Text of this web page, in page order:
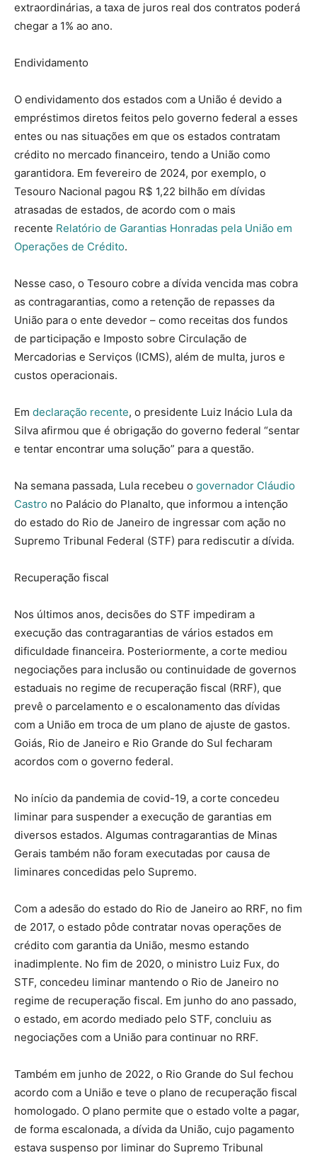
extraordinárias, a taxa de juros real dos contratos poderá
chegar a 1% ao ano.
Endividamento
O endividamento dos estados com a União é devido a
empréstimos diretos feitos pelo governo federal a esses
entes ou nas situações em que os estados contratam
crédito no mercado financeiro, tendo a União como
garantidora. Em fevereiro de 2024, por exemplo, o
Tesouro Nacional pagou R$ 1,22 bilhão em dívidas
atrasadas de estados, de acordo com o mais
recente Relatório de Garantias Honradas pela União em
Operações de Crédito.
Nesse caso, o Tesouro cobre a dívida vencida mas cobra
as contragarantias, como a retenção de repasses da
União para o ente devedor – como receitas dos fundos
de participação e Imposto sobre Circulação de
Mercadorias e Serviços (ICMS), além de multa, juros e
custos operacionais.
Em declaração recente, o presidente Luiz Inácio Lula da
Silva afirmou que é obrigação do governo federal “sentar
e tentar encontrar uma solução” para a questão.
Na semana passada, Lula recebeu o governador Cláudio
Castro no Palácio do Planalto, que informou a intenção
do estado do Rio de Janeiro de ingressar com ação no
Supremo Tribunal Federal (STF) para rediscutir a dívida.
Recuperação fiscal
Nos últimos anos, decisões do STF impediram a
execução das contragarantias de vários estados em
dificuldade financeira. Posteriormente, a corte mediou
negociações para inclusão ou continuidade de governos
estaduais no regime de recuperação fiscal (RRF), que
prevê o parcelamento e o escalonamento das dívidas
com a União em troca de um plano de ajuste de gastos.
Goiás, Rio de Janeiro e Rio Grande do Sul fecharam
acordos com o governo federal.
No início da pandemia de covid-19, a corte concedeu
liminar para suspender a execução de garantias em
diversos estados. Algumas contragarantias de Minas
Gerais também não foram executadas por causa de
liminares concedidas pelo Supremo.
Com a adesão do estado do Rio de Janeiro ao RRF, no fim
de 2017, o estado pôde contratar novas operações de
crédito com garantia da União, mesmo estando
inadimplente. No fim de 2020, o ministro Luiz Fux, do
STF, concedeu liminar mantendo o Rio de Janeiro no
regime de recuperação fiscal. Em junho do ano passado,
o estado, em acordo mediado pelo STF, concluiu as
negociações com a União para continuar no RRF.
Também em junho de 2022, o Rio Grande do Sul fechou
acordo com a União e teve o plano de recuperação fiscal
homologado. O plano permite que o estado volte a pagar,
de forma escalonada, a dívida da União, cujo pagamento
estava suspenso por liminar do Supremo Tribunal